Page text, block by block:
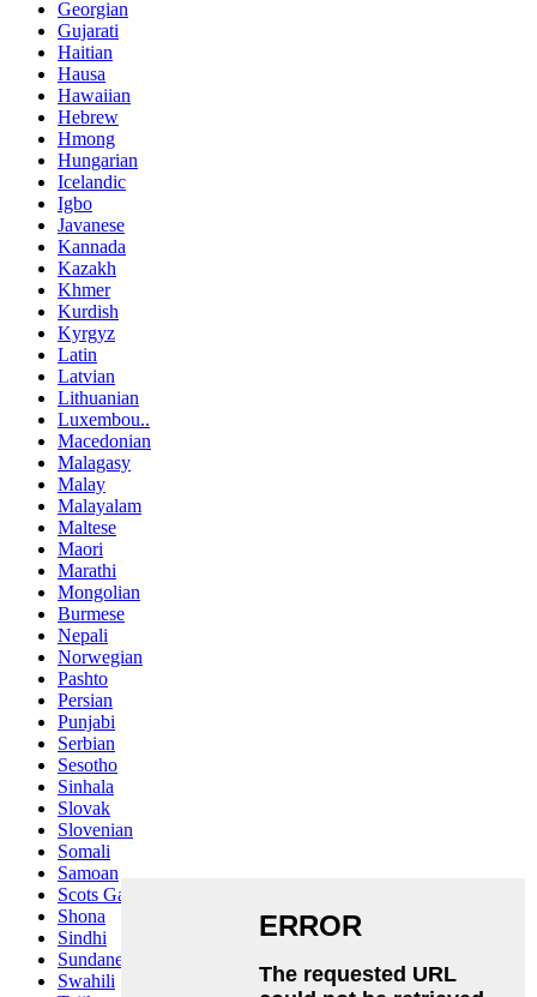
Georgian
Gujarati
Haitian
Hausa
Hawaiian
Hebrew
Hmong
Hungarian
Icelandic
Igbo
Javanese
Kannada
Kazakh
Khmer
Kurdish
Kyrgyz
Latin
Latvian
Lithuanian
Luxembou..
Macedonian
Malagasy
Malay
Malayalam
Maltese
Maori
Marathi
Mongolian
Burmese
Nepali
Norwegian
Pashto
Persian
Punjabi
Serbian
Sesotho
Sinhala
Slovak
Slovenian
Somali
Samoan
Scots Gaelic
Shona
Sindhi
Sundanese
Swahili